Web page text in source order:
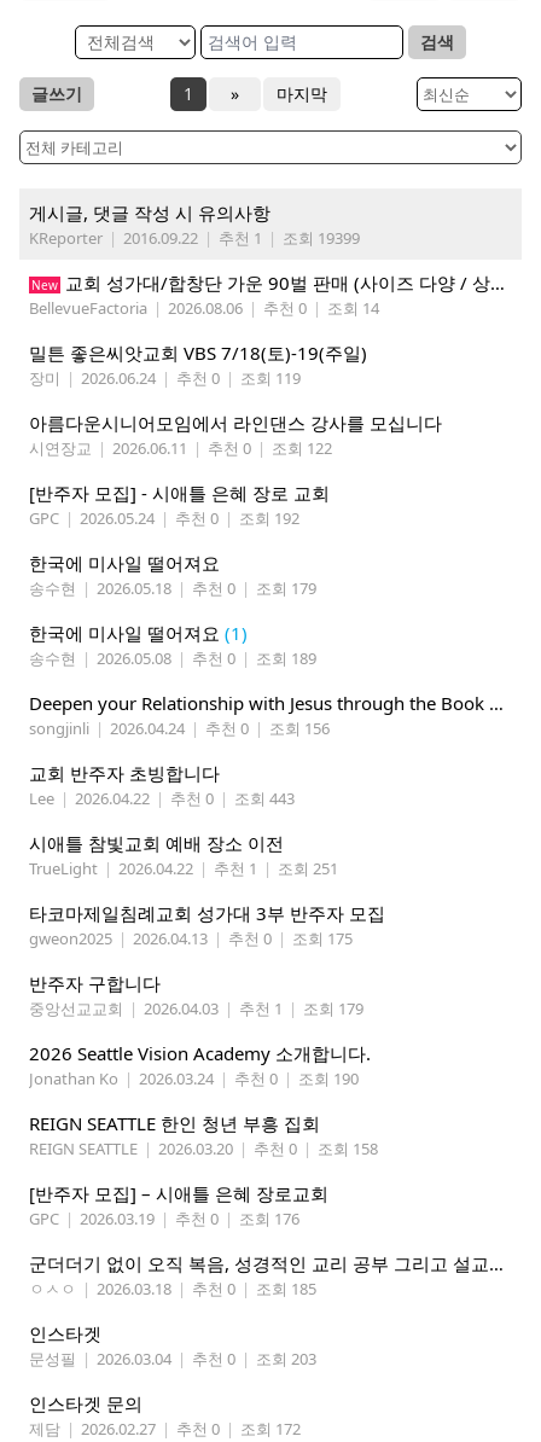
검색
글쓰기 1 » 마지막
게시글, 댓글 작성 시 유의사항
KReporter | 2016.09.22 | 추천 1 | 조회 19399
New 교회 성가대/합창단 가운 90벌 판매 (사이즈 다양 / 상태 매우 양호)
BellevueFactoria | 2026.08.06 | 추천 0 | 조회 14
밀튼 좋은씨앗교회 VBS 7/18(토)-19(주일)
장미 | 2026.06.24 | 추천 0 | 조회 119
아름다운시니어모임에서 라인댄스 강사를 모십니다
시연장교 | 2026.06.11 | 추천 0 | 조회 122
[반주자 모집] - 시애틀 은혜 장로 교회
GPC | 2026.05.24 | 추천 0 | 조회 192
한국에 미사일 떨어져요
송수현 | 2026.05.18 | 추천 0 | 조회 179
한국에 미사일 떨어져요 (1)
송수현 | 2026.05.08 | 추천 0 | 조회 189
Deepen your Relationship with Jesus through the Book of Mormon
songjinli | 2026.04.24 | 추천 0 | 조회 156
교회 반주자 초빙합니다
Lee | 2026.04.22 | 추천 0 | 조회 443
시애틀 참빛교회 예배 장소 이전
TrueLight | 2026.04.22 | 추천 1 | 조회 251
타코마제일침례교회 성가대 3부 반주자 모집
gweon2025 | 2026.04.13 | 추천 0 | 조회 175
반주자 구합니다
중앙선교교회 | 2026.04.03 | 추천 1 | 조회 179
2026 Seattle Vision Academy 소개합니다.
Jonathan Ko | 2026.03.24 | 추천 0 | 조회 190
REIGN SEATTLE 한인 청년 부흥 집회
REIGN SEATTLE | 2026.03.20 | 추천 0 | 조회 158
[반주자 모집] – 시애틀 은혜 장로교회
GPC | 2026.03.19 | 추천 0 | 조회 176
군더더기 없이 오직 복음, 성경적인 교리 공부 그리고 설교하는 교회 추천합니다
ㅇㅅㅇ | 2026.03.18 | 추천 0 | 조회 185
인스타겟
문성필 | 2026.03.04 | 추천 0 | 조회 203
인스타겟 문의
제담 | 2026.02.27 | 추천 0 | 조회 172